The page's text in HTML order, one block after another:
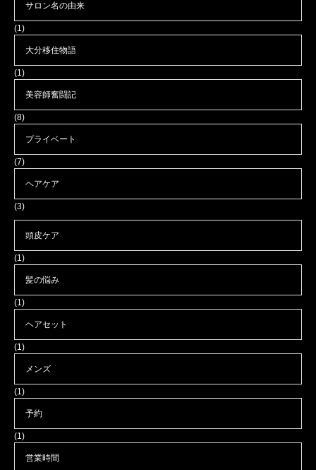
サロン名の由来
(1)
大分移住物語
(1)
美容師奮闘記
(8)
プライベート
(7)
ヘアケア
(3)
頭皮ケア
(1)
髪の悩み
(1)
ヘアセット
(1)
メンズ
(1)
予約
(1)
営業時間